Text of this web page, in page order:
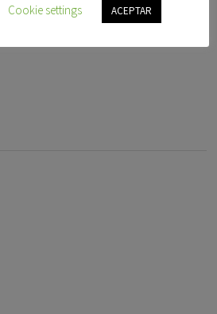
dominio ideal por ti,
Cookie settings ACEPTAR